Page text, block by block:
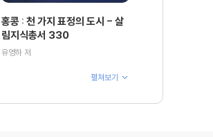
홍콩 : 천 가지 표정의 도시 - 살
림지식총서 330
유영하 저
펼쳐보기